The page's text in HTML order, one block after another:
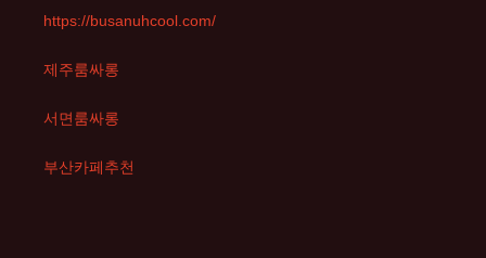
https://busanuhcool.com/
제주룸싸롱
서면룸싸롱
부산카페추천